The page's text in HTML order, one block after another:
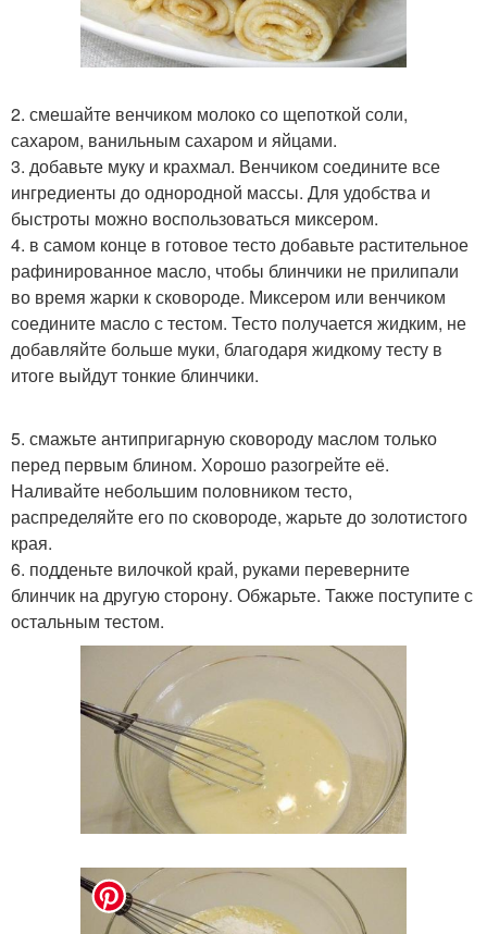
2. смешайте венчиком молоко со щепоткой соли,
сахаром, ванильным сахаром и яйцами.
3. добавьте муку и крахмал. Венчиком соедините все
ингредиенты до однородной массы. Для удобства и
быстроты можно воспользоваться миксером.
4. в самом конце в готовое тесто добавьте растительное
рафинированное масло, чтобы блинчики не прилипали
во время жарки к сковороде. Миксером или венчиком
соедините масло с тестом. Тесто получается жидким, не
добавляйте больше муки, благодаря жидкому тесту в
итоге выйдут тонкие блинчики.
5. смажьте антипригарную сковороду маслом только
перед первым блином. Хорошо разогрейте её.
Наливайте небольшим половником тесто,
распределяйте его по сковороде, жарьте до золотистого
края.
6. подденьте вилочкой край, руками переверните
блинчик на другую сторону. Обжарьте. Также поступите с
остальным тестом.